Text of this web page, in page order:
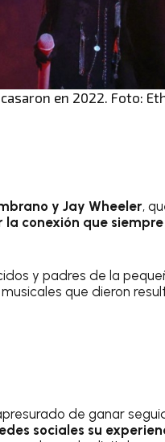
en 2022. Foto:
y Jay Wheeler,
la conexión que
y padres de la
que dieron
de ganar
sociales su